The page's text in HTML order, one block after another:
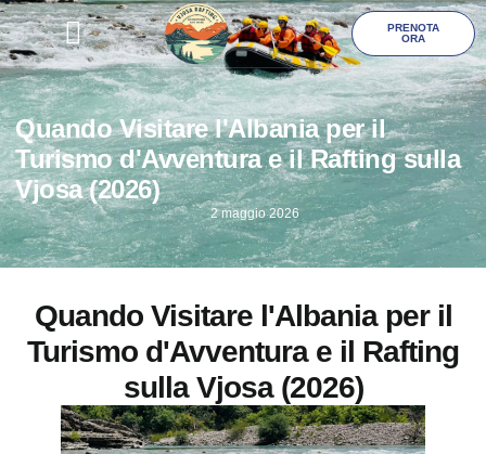
PRENOTA
ORA
Quando Visitare l'Albania per il
Turismo d'Avventura e il Rafting sulla
Vjosa (2026)
2 maggio 2026
Quando Visitare l'Albania per il
Turismo d'Avventura e il Rafting
sulla Vjosa (2026)